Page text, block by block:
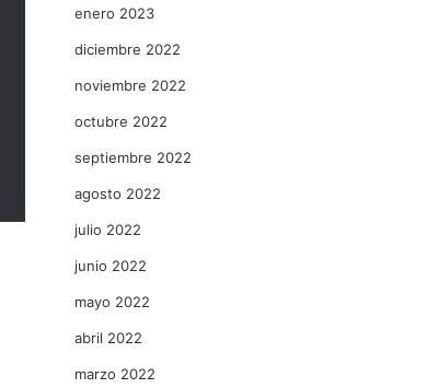
enero 2023
diciembre 2022
noviembre 2022
octubre 2022
septiembre 2022
agosto 2022
julio 2022
junio 2022
mayo 2022
abril 2022
marzo 2022